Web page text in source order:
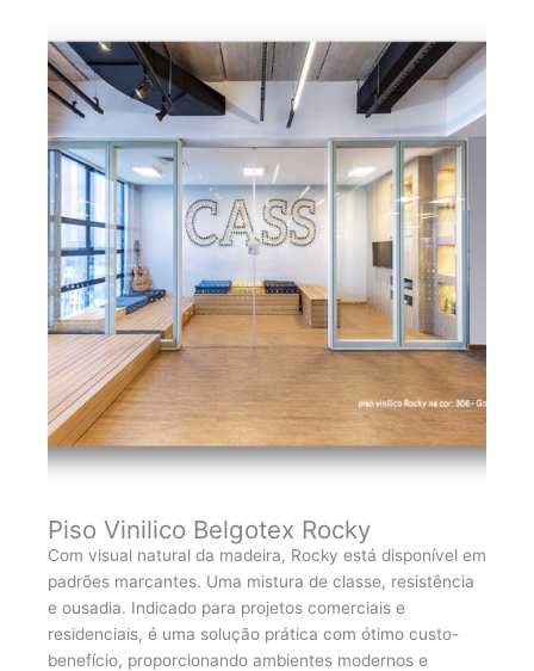
Piso Vinilico Belgotex Rocky
Com visual natural da madeira, Rocky está disponí­vel em
padrões marcantes. Uma mistura de classe, resistência
e ousadia. Indicado para projetos comerciais e
residenciais, é uma solução prática com ótimo custo-
benefí­cio, proporcionando ambientes modernos e